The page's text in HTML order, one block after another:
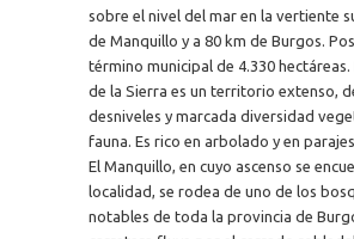
sobre el nivel del mar en la vertiente
de Manquillo y a 80 km de Burgos.
término municipal de 4.330 hectáreas.
de la Sierra es un territorio extenso,
desniveles y marcada diversidad
fauna. Es rico en arbolado y en
El Manquillo, en cuyo ascenso se
localidad, se rodea de uno de los
notables de toda la provincia de